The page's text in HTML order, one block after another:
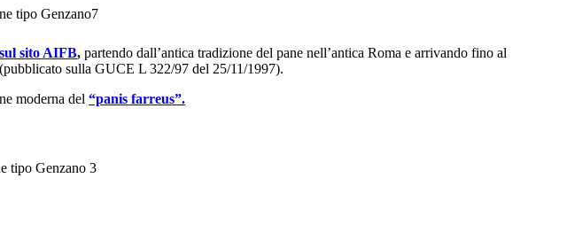
sito AIFB, partendo dall’antica tradizione del pane nell’antica Roma e arrivando fino al
sulla GUCE L 322/97 del 25/11/1997).
moderna del “panis farreus”.